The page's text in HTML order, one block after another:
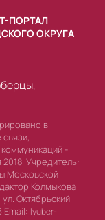
ПОРТАЛ
ОКРУГА
в
-
Учредитель:
Московской
Колмыкова
Октябрьский
Email: lyuber-